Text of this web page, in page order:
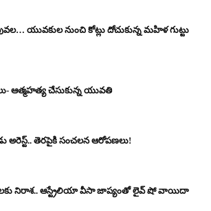
యువకుల నుంచి కోట్లు దోచుకున్న మహిళ గుట్టు
ఆత్మహత్య చేసుకున్న యువతి
అరెస్ట్.. తెరపైకి సంచలన ఆరోపణలు!
నిరాశ.. ఆస్ట్రేలియా వీసా జాప్యంతో లైవ్ షో వాయిదా